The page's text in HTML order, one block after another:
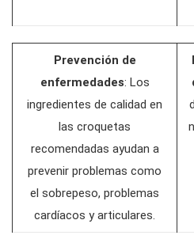
Prevención de
enfermedades: Los
ingredientes de calidad en
las croquetas
recomendadas ayudan a
prevenir problemas como
el sobrepeso, problemas
cardíacos y articulares.